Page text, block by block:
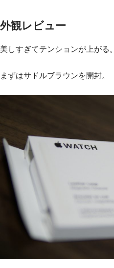
外観レビュー
美しすぎてテンションが上がる。
まずはサドルブラウンを開封。